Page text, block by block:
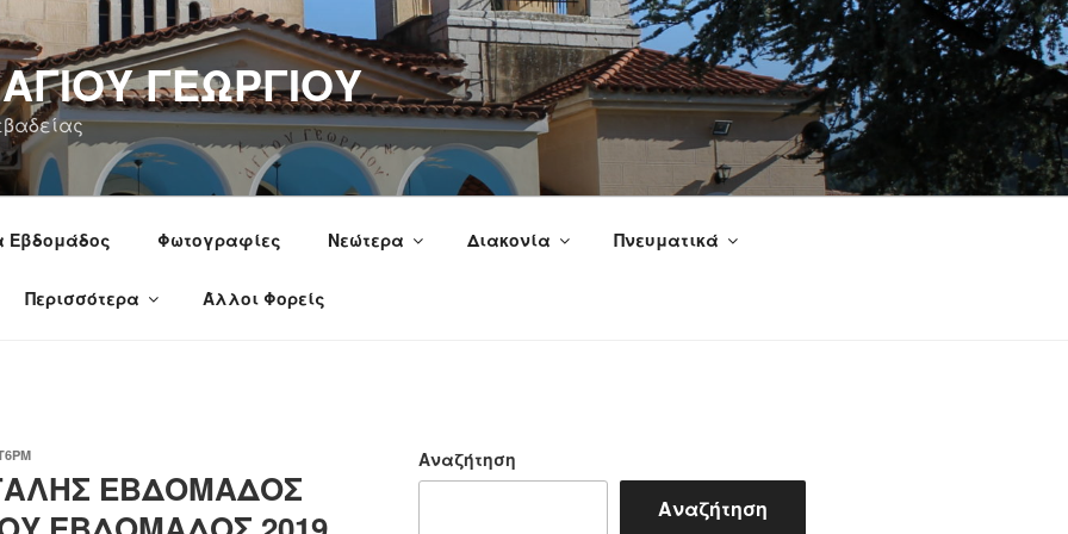
ΓΕΩΡΓΙΟΥ
Εβδομάδος Φωτογραφίες Νεώτερα Διακονία Πνευματικά
Περισσότερα Άλλοι Φορείς
ΕΒΔΟΜΑΔΟΣ
Αναζήτηση
Αναζήτηση